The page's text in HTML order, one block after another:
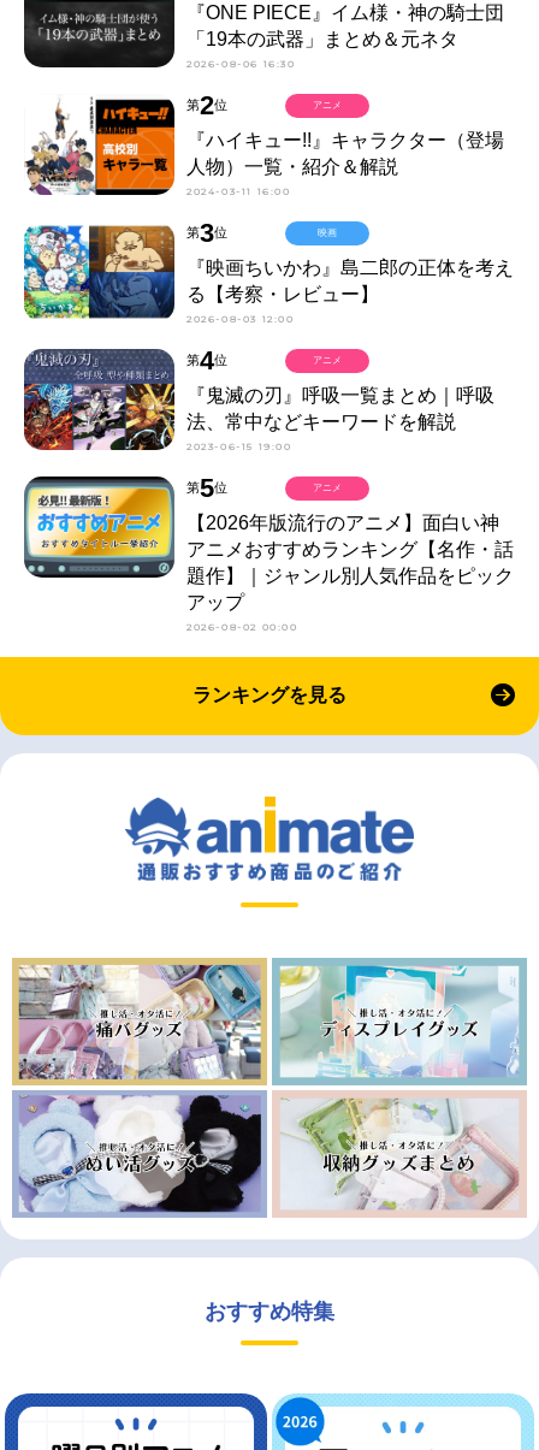
『ONE PIECE』イム様・神の騎士団
「19本の武器」まとめ＆元ネタ
2026-08-06 16:30
第2位
『ハイキュー!!』キャラクター（登場
人物）一覧・紹介＆解説
2024-03-11 16:00
アニメ
第3位
『映画ちいかわ』島二郎の正体を考え
る【考察・レビュー】
2026-08-03 12:00
映画
第4位
『鬼滅の刃』呼吸一覧まとめ｜呼吸
法、常中などキーワードを解説
2023-06-15 19:00
アニメ
第5位
【2026年版流行のアニメ】面白い神
アニメおすすめランキング【名作・話
題作】｜ジャンル別人気作品をピック
アップ
2026-08-02 00:00
アニメ
ランキングを見る
おすすめ特集